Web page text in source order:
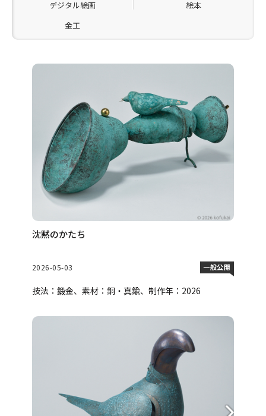
デジタル絵画
絵本
金工
沈黙のかたち
2026-05-03 一般公開
技法：鍛金、素材：銅・真鍮、制作年：2026